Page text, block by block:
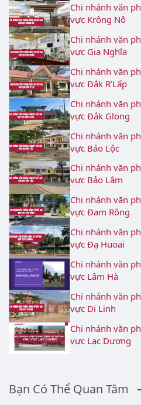
Chi nhánh văn
vực Krông Nô
Chi nhánh văn
vực Gia Nghĩa
Chi nhánh văn
vực Đắk R’Lấp
Chi nhánh văn
vực Đắk Glong
Chi nhánh văn
vực Bảo Lộc
Chi nhánh văn
vực Bảo Lâm
Chi nhánh văn
vực Đam Rông
Chi nhánh văn
vực Đạ Huoai
Chi nhánh văn
vực Lâm Hà
Chi nhánh văn
vực Di Linh
Chi nhánh văn
vực Lạc Dương
Bạn Có Thể Quan Tâm